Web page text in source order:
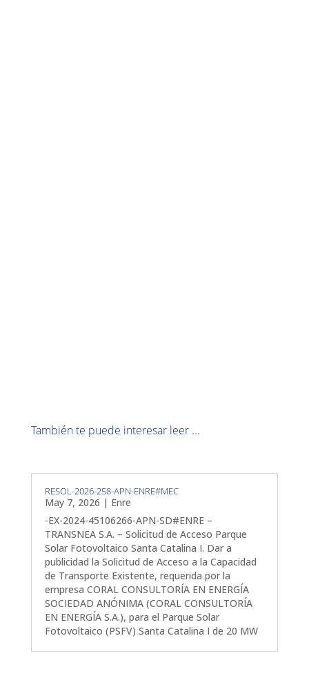
También te puede interesar leer ...
RESOL-2026-258-APN-ENRE#MEC
May 7, 2026 | Enre
-EX-2024-45106266-APN-SD#ENRE –
TRANSNEA S.A. – Solicitud de Acceso Parque
Solar Fotovoltaico Santa Catalina I. Dar a
publicidad la Solicitud de Acceso a la Capacidad
de Transporte Existente, requerida por la
empresa CORAL CONSULTORÍA EN ENERGÍA
SOCIEDAD ANÓNIMA (CORAL CONSULTORÍA
EN ENERGÍA S.A.), para el Parque Solar
Fotovoltaico (PSFV) Santa Catalina I de 20 MW